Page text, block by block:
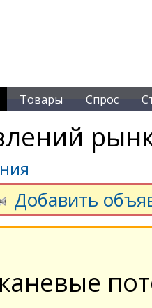
Товары Спрос
Добавить